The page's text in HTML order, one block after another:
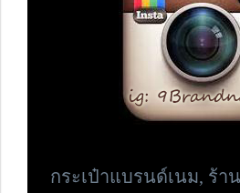
กระเป๋าแบรนด์เนม, ร้า